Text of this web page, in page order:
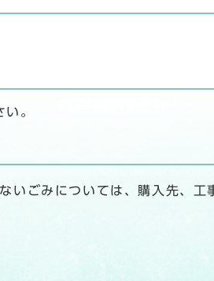
。
いごみについては、購入先、